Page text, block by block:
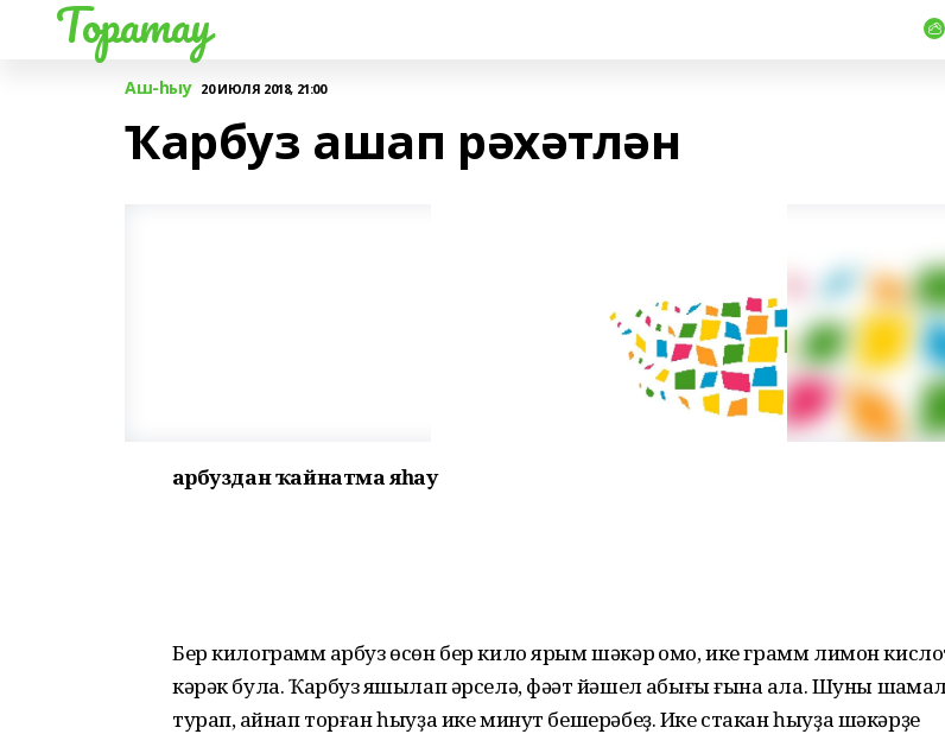
Торатау
Аш-һыу 20 ИЮЛЯ 2018, 21:00
Ҡарбуз ашап рәхәтлән
Ҡарбуздан ҡайнатма яһау
Бер килограмм ҡарбуз өсөн бер кило ярым шәкәр ҡомо, ике грамм лимон
кәрәк була. Ҡарбуз яҡшылап әрселә, фәҡәт йәшел ҡабығы ғына ҡала. Шуны
турап, ҡайнап торған һыуҙа ике минут бешерәбеҙ. Ике стакан һыуҙа шәкәрҙе